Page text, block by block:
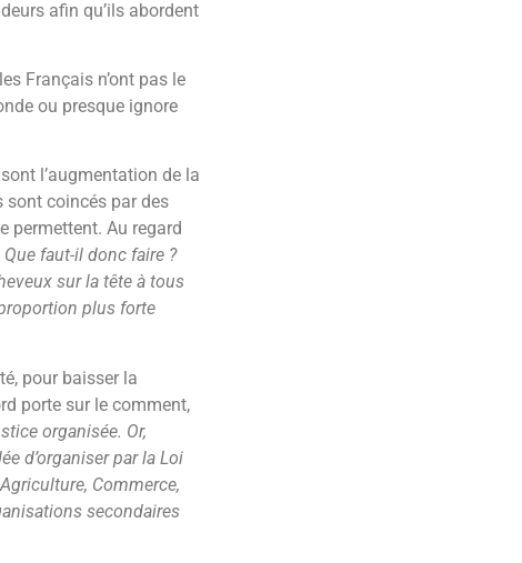
afin qu’ils abordent
Français n’ont pas le
ou presque ignore
l’augmentation de la
sont coincés par des
permettent. Au regard
Que faut-il donc faire ?
sur la tête à tous
plus forte
pour baisser la
porte sur le comment,
organisée. Or,
d’organiser par la Loi
Commerce,
secondaires